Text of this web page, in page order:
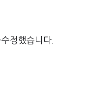
정했습니다.